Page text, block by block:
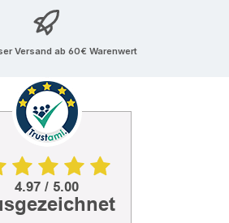
Versand ab 60€ Warenwert